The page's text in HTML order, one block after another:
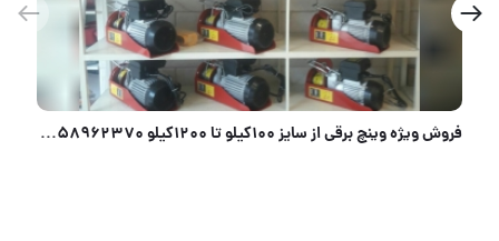
فروش ویژه وینچ برقی از سایز 100کیلو تا 1200کیلو 09058962370